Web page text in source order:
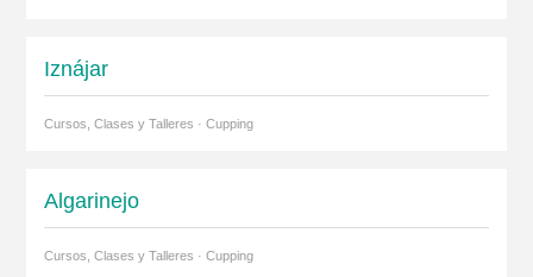
Iznájar
Cursos, Clases y Talleres · Cupping
Algarinejo
Cursos, Clases y Talleres · Cupping